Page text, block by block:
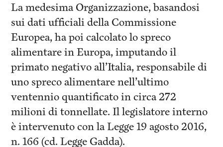
La medesima Organizzazione, basandosi
sui dati ufficiali della Commissione
Europea, ha poi calcolato lo spreco
alimentare in Europa, imputando il
primato negativo all’Italia, responsabile di
uno spreco alimentare nell’ultimo
ventennio quantificato in circa 272
milioni di tonnellate. Il legislatore interno
è intervenuto con la Legge 19 agosto 2016,
n. 166 (cd. Legge Gadda).